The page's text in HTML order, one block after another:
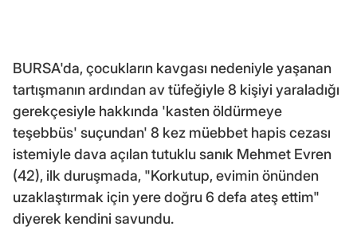
BURSA'da, çocukların kavgası nedeniyle yaşanan
tartışmanın ardından av tüfeğiyle 8 kişiyi yaraladığı
gerekçesiyle hakkında 'kasten öldürmeye
teşebbüs' suçundan' 8 kez müebbet hapis cezası
istemiyle dava açılan tutuklu sanık Mehmet Evren
(42), ilk duruşmada, "Korkutup, evimin önünden
uzaklaştırmak için yere doğru 6 defa ateş ettim"
diyerek kendini savundu.